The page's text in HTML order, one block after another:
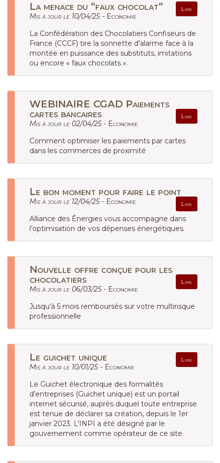
La menace du “faux chocolat“ Lire
Mis à jour le 10/04/25 - Economie
La Confédération des Chocolatiers Confiseurs de
France (CCCF) tire la sonnette d'alarme face à la
montée en puissance des substituts, imitations
ou encore « faux chocolats ».
WEBINAIRE CGAD Paiements
cartes bancaires
Lire
Mis à jour le 02/04/25 - Economie
Comment optimiser les paiements par cartes
dans les commerces de proximité
Le bon moment pour faire le point
Lire
Mis à jour le 12/04/25 - Economie
Alliance des Énergies vous accompagne dans
l’optimisation de vos dépenses énergétiques.
Nouvelle offre conçue pour les
chocolatiers
Lire
Mis à jour le 06/03/25 - Economie
Jusqu'à 5 mois remboursés sur votre multirisque
professionnelle
Le guichet unique Lire
Mis à jour le 10/01/25 - Economie
Le Guichet électronique des formalités
d’entreprises (Guichet unique) est un portail
internet sécurisé, auprès duquel toute entreprise
est tenue de déclarer sa création, depuis le 1er
janvier 2023. L’INPI a été désigné par le
gouvernement comme opérateur de ce site.